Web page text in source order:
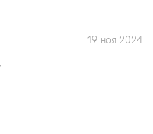
19 ноя 2024